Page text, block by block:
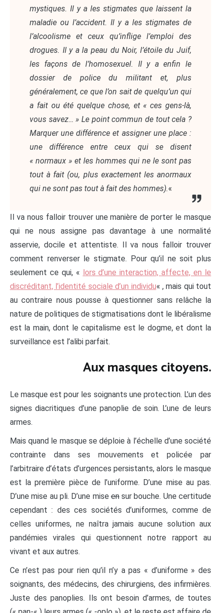
mystiques. Il y a les stigmates que laissent la
maladie ou l’accident. Il y a les stigmates de
l’alcoolisme et ceux qu’inflige l’emploi des
drogues. Il y a la peau du Noir, l’étoile du Juif,
les façons de l’homosexuel. Il y a enfin le
dossier de police du militant et, plus
généralement, ce que l’on sait de quelqu’un qui
a fait ou été quelque chose, et « ces gens-là,
vous savez… » Le point commun de tout cela ?
Marquer une différence et assigner une place :
une différence entre ceux qui se disent
« normaux » et les hommes qui ne le sont pas
tout à fait (ou, plus exactement les anormaux
qui ne sont pas tout à fait des hommes).«
Il va nous falloir trouver une manière de porter le masque
qui ne nous assigne pas davantage à une normalité
asservie, docile et attentiste. Il va nous falloir trouver
comment renverser le stigmate. Pour qu’il ne soit plus
seulement ce qui, « lors d’une interaction, affecte, en le
discréditant, l’identité sociale d’un individu« , mais qui tout
au contraire nous pousse à questionner sans relâche la
nature de politiques de stigmatisations dont le libéralisme
est la main, dont le capitalisme est le dogme, et dont la
surveillance est l’alibi parfait.
Aux masques citoyens.
Le masque est pour les soignants une protection. L’un des
signes diacritiques d’une panoplie de soin. L’une de leurs
armes.
Mais quand le masque se déploie à l’échelle d’une société
contrainte dans ses mouvements et policée par
l’arbitraire d’états d’urgences persistants, alors le masque
est la première pièce de l’uniforme. D’une mise au pas.
D’une mise au pli. D’une miseensur bouche. Une certitude
cependant : des ces sociétés d’uniformes, comme de
celles uniformes, ne naîtra jamais aucune solution aux
pandémies virales qui questionnent notre rapport au
vivant et aux autres.
Ce n’est pas pour rien qu’il n’y a pas « d’uniforme » des
soignants, des médecins, des chirurgiens, des infirmières.
Juste des panoplies. Ils ont besoin d’armes, de toutes